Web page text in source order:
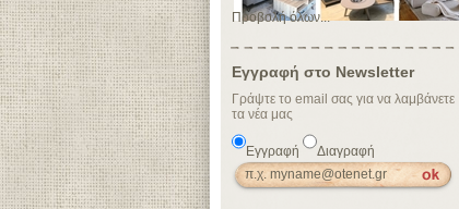
Προβολή όλων...
Εγγραφή στο Newsletter
Γράψτε το email σας για να λαμβάνετε
τα νέα μας
Εγγραφή Διαγραφή